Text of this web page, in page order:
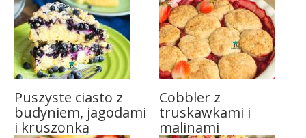
Puszyste ciasto z
budyniem, jagodami
i kruszonką
Cobbler z
truskawkami i
malinami